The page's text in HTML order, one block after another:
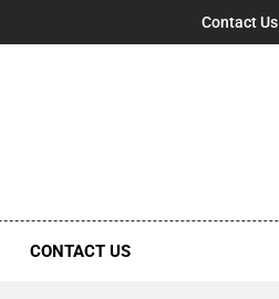
Contact Us
CONTACT US